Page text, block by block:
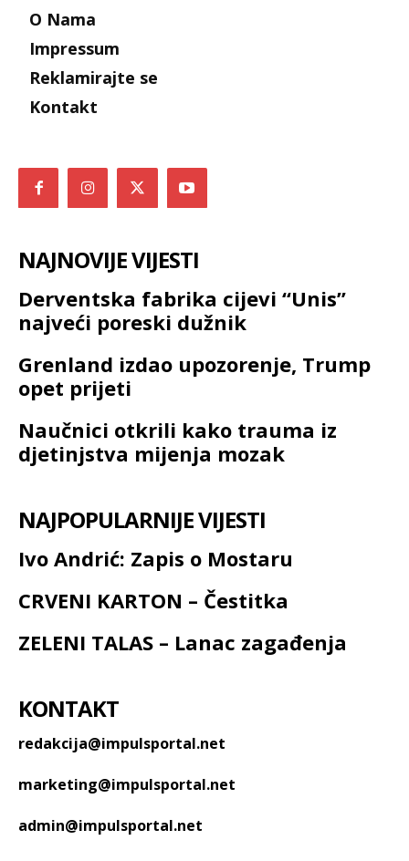
O Nama
Impressum
Reklamirajte se
Kontakt
NAJNOVIJE VIJESTI
Derventska fabrika cijevi “Unis”
najveći poreski dužnik
Grenland izdao upozorenje, Trump
opet prijeti
Naučnici otkrili kako trauma iz
djetinjstva mijenja mozak
NAJPOPULARNIJE VIJESTI
Ivo Andrić: Zapis o Mostaru
CRVENI KARTON – Čestitka
ZELENI TALAS – Lanac zagađenja
KONTAKT
redakcija@impulsportal.net
marketing@impulsportal.net
admin@impulsportal.net